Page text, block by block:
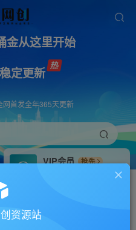
金从这里开始
定更新
网首发全年365天更新
VIP会员
抢先
资源站